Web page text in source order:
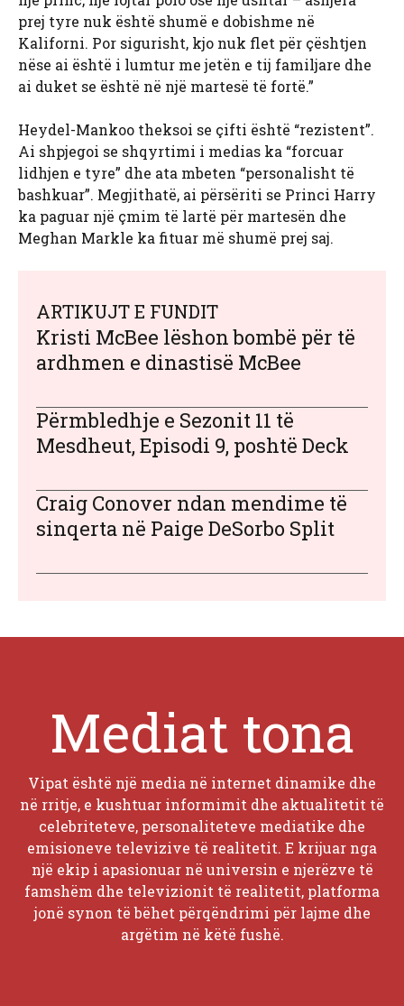
prej tyre nuk është shumë e dobishme në
Kaliforni. Por sigurisht, kjo nuk flet për çështjen
nëse ai është i lumtur me jetën e tij familjare dhe
ai duket se është në një martesë të fortë.”
Heydel-Mankoo theksoi se çifti është “rezistent”.
Ai shpjegoi se shqyrtimi i medias ka “forcuar
lidhjen e tyre” dhe ata mbeten “personalisht të
bashkuar”. Megjithatë, ai përsëriti se Princi Harry
ka paguar një çmim të lartë për martesën dhe
Meghan Markle ka fituar më shumë prej saj.
ARTIKUJT E FUNDIT
Kristi McBee lëshon bombë për të
ardhmen e dinastisë McBee
Përmbledhje e Sezonit 11 të
Mesdheut, Episodi 9, poshtë Deck
Craig Conover ndan mendime të
sinqerta në Paige DeSorbo Split
Mediat tona
Vipat është një media në internet dinamike dhe
në rritje, e kushtuar informimit dhe aktualitetit të
celebriteteve, personaliteteve mediatike dhe
emisioneve televizive të realitetit. E krijuar nga
një ekip i apasionuar në universin e njerëzve të
famshëm dhe televizionit të realitetit, platforma
jonë synon të bëhet përqëndrimi për lajme dhe
argëtim në këtë fushë.